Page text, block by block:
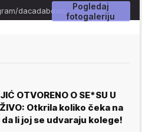
Pogledaj
fotogaleriju
dacadabovic
OTVORENO O SE*SU U
Otkrila koliko čeka na
da li joj se udvaraju kolege!